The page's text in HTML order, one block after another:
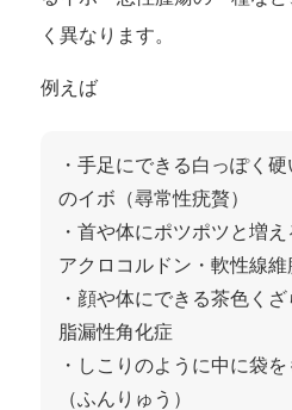
く異なります。
例えば
・手足にできる白っぽく
のイボ（尋常性疣贅）
・首や体にポツポツと増
アクロコルドン・軟性線維
・顔や体にできる茶色く
脂漏性角化症
・しこりのように中に袋
（ふんりゅう）